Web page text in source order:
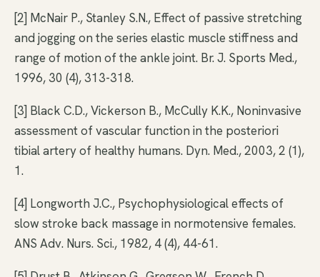
[2] McNair P., Stanley S.N., Effect of passive stretching
and jogging on the series elastic muscle stiffness and
range of motion of the ankle joint. Br. J. Sports Med.,
1996, 30 (4), 313-318.
[3] Black C.D., Vickerson B., McCully K.K., Noninvasive
assessment of vascular function in the posteriori
tibial artery of healthy humans. Dyn. Med., 2003, 2 (1),
1.
[4] Longworth J.C., Psychophysiological effects of
slow stroke back massage in normotensive females.
ANS Adv. Nurs. Sci., 1982, 4 (4), 44-61.